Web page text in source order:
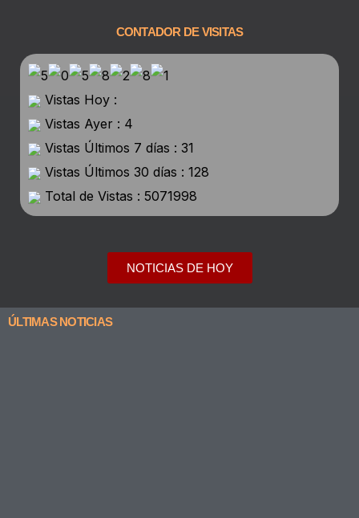
CONTADOR DE VISITAS
Vistas Hoy :
Vistas Ayer : 4
Vistas Últimos 7 días : 31
Vistas Últimos 30 días : 128
Total de Vistas : 5071998
NOTICIAS DE HOY
ÚLTIMAS NOTICIAS